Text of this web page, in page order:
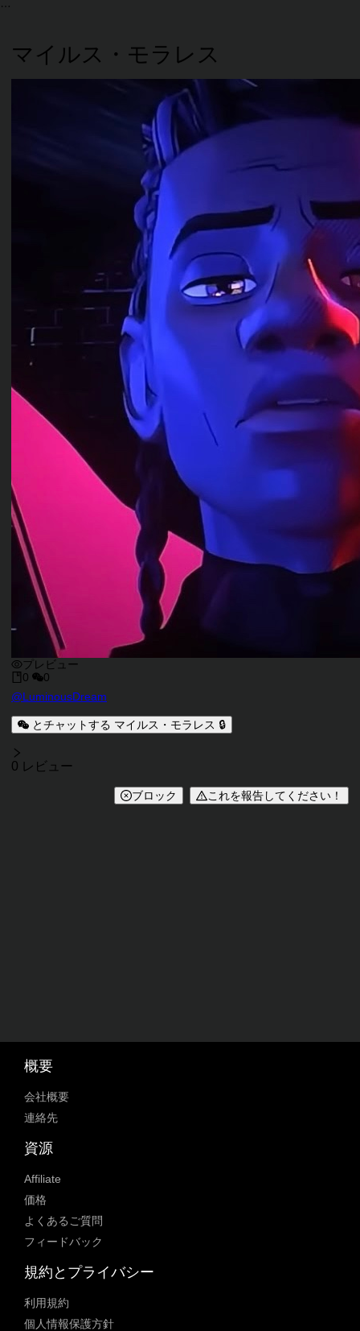
マイルス・モラレス
プレビュー
0
0
キャラクタークリエイター
@LuminousDream
キャラクター説明
とチャットする マイルス・モラレス 🔒
レビュー
0 レビュー
ブロック これを報告してください！
概要
会社概要
連絡先
資源
Affiliate
価格
よくあるご質問
フィードバック
規約とプライバシー
利用規約
個人情報保護方針